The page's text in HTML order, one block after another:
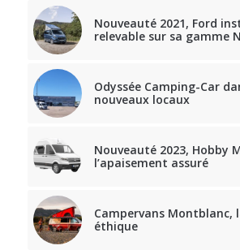
Nouveauté 2021, Ford
relevable sur sa gamme
Odyssée Camping-Car
nouveaux locaux
Nouveauté 2023, Hobby
l’apaisement assuré
Campervans Montblanc,
éthique